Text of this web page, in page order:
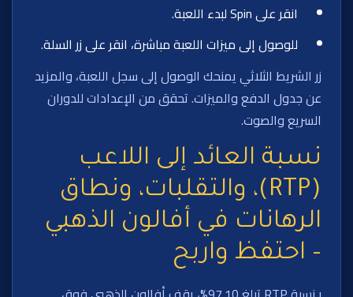
انقر على Spin لبدء اللعبة.
للوصول إلى ميزات اللعبة مباشرة، انقر على زر السلة.
زر الشريط الثلاثي يمنحك الوصول إلى سجل اللعبة، والمزيد
عن جدول الدفع والميزات. تحقق من الإعدادات للدوران
السريع والصوت.
نسبة العائد إلى اللاعب
(RTP)، والتقلبات، ونطاق
الرهانات في أفالون الذهبي
– احتفظ واربح